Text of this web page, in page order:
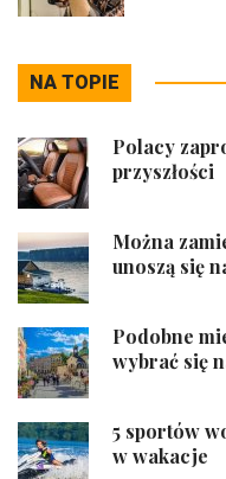
NA TOPIE
Polacy
przyszłości
Można
unoszą się
Podobne
wybrać się
5 sportów
w wakacje